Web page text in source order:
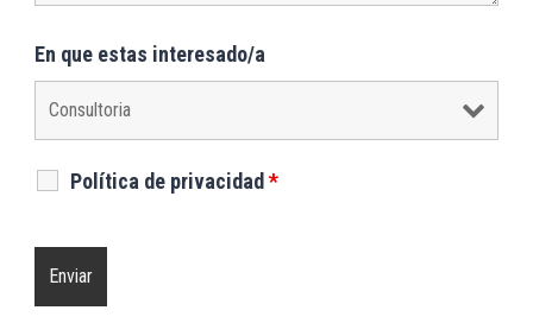
En que estas interesado/a
Política de privacidad *